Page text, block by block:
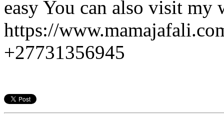
easy You can also visit my
https://
+27731356945